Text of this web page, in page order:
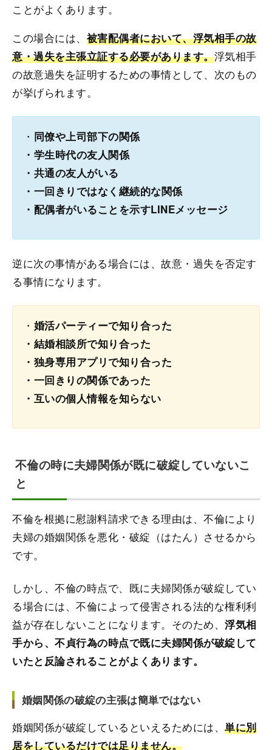
ことがよくあります。
この場合には、 被害配偶者において、浮気相手の故
意・過失を主張立証する必要があります。浮気相手
の故意過失を証明するための事情として、次のもの
が挙げられます。
・ 同僚や上司部下の関係
・学生時代の友人関係
・共通の友人がいる
・一回きりではなく継続的な関係
・配偶者がいることを示すLINEメッセージ
逆に次の事情がある場合には、故意・過失を否定す
る事情になります。
・ 婚活パーティーで知り合った
・結婚相談所で知り合った
・独身専用アプリで知り合った
・一回きりの関係であった
・互いの個人情報を知らない
不倫の時に夫婦関係が既に破綻していないこ
と
不倫を根拠に慰謝料請求できる理由は、不倫により
夫婦の婚姻関係を悪化・破綻（はたん）させるから
です。
しかし、不倫の時点で、既に夫婦関係が破綻してい
る場合には、不倫によって侵害される法的な権利利
益が存在しないことになります。そのため、浮気相
手から、不貞行為の時点で既に夫婦関係が破綻して
いたと反論されることがよくあります。
婚姻関係の破綻の主張は簡単ではない
婚姻関係が破綻しているといえるためには、単に別
居をしているだけでは足りません。